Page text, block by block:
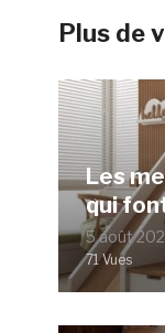
Plus de
Les
qui
5 août
71 Vues